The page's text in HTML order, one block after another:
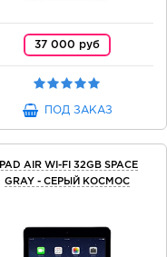
37 000 руб
ПОД ЗАКАЗ
IPAD AIR WI-FI 32GB SPACE
GRAY - СЕРЫЙ КОСМОС